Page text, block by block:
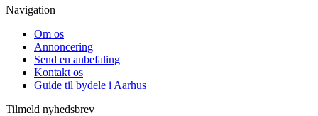
Navigation
Om os
Annoncering
Send en anbefaling
Kontakt os
Guide til bydele i Aarhus
Tilmeld nyhedsbrev